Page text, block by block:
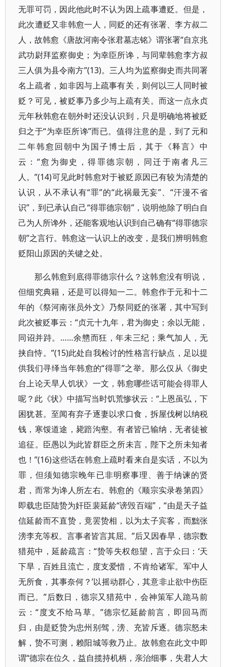
无罪可罚，因此他此时不认为因上疏事遭贬。但是，
此次遭贬又非韩愈一人，同贬的还有张署、李方叔二
人，故韩愈《唐故河南令张君墓志铭》谓张署“自京兆
武功尉拜监察御史；为幸臣所谗，与同辈韩愈李方叔
三人俱为县令南方”(13)。三人均为监察御史而共同署
名上疏者，如非因与上疏事有关，则何以三人同时被
贬？可见，被贬事乃多少与上疏有关。而这一点永贞
元年秋韩愈在朝外时还没认识到，只是明确地将被贬
归之于“为幸臣所谗”而已。值得注意的是，到了元和
二年韩愈回朝中为国子博士后，其于《释言》中
云：“愈为御史，得罪德宗朝，同迁于南者凡三
人。”(14)可见此时韩愈对于被贬原因已有较为清楚的
认识，从不承认有“罪”的“此祸最无妄”、“汗漫不省
识”，到已承认自己“得罪德宗朝”，说明他除了明白自
己为人所谗外，还能客观地认识到自己确有“得罪德宗
朝”之言行。韩愈这一认识上的改变，是我们辨明韩愈
贬阳山原因的关键之处。
那么韩愈到底得罪德宗什么？这韩愈没有明说，
但细究典籍，还是可以得知一二。韩愈作于元和十二
年的《祭河南张员外文》乃祭同贬的张署，其中写到
此次被贬事云：“贞元十九年，君为御史；余以无能，
同诏并跱。……余戆而狂，年未三纪；乘气加人，无
挟自恃。”(15)此处自我检讨的性格言行缺点，足以提
供我们寻绎当年韩愈的“得罪”之举。那么仅从《御史
台上论天旱人饥状》一文，韩愈哪些话可能会得罪人
呢？此《状》中描写当时饥荒惨状云：“上恩虽弘，下
困犹甚。至闻有弃子逐妻以求口食，拆屋伐树以纳税
钱，寒馁道途，毙踣沟壑。有者皆已输纳，无者徒被
追征。臣愚以为此皆群臣之所未言，陛下之所未知者
也！”(16)这些话在韩愈上疏时看来自是实话，不以为
罪，但须知德宗晚年已非明察事理、善于纳谏的贤
君，而常为谗人所左右。韩愈的《顺宗实录卷第四》
即载忠臣陆贽为奸臣裴延龄“谤毁百端”，“由是天子益
信延龄而不直贽，竟罢贽相，以为太子宾客，而黜张
滂李充等权。言事者皆言其屈。”后又因春旱，德宗数
猎苑中，延龄疏言：“贽等失权怨望，言于众曰：‘天
下旱，百姓且流亡，度支爱惜，不肯给诸军。军中人
无所食，其事奈何？’以摇动群心，其意非止欲中伤臣
而已。”后数日，德宗又猎苑中，会神策军人跪马前
云：“度支不给马草。”德宗忆延龄前言，即回马而
归，由是贬贽为忠州别驾，滂、充皆斥逐。德宗怒未
解，贽不可测，赖阳城等救乃止。故韩愈在此文中即
谓“德宗在位久，益自揽持机柄，亲治细事，失君人大